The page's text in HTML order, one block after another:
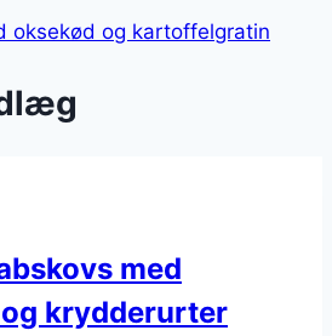
oksekød og kartoffelgratin
med
krydderurter